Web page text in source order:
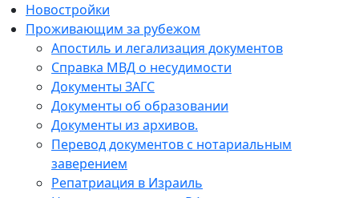
Новостройки
Проживающим за рубежом
Апостиль и легализация документов
Справка МВД о несудимости
Документы ЗАГС
Документы об образовании
Документы из архивов.
Перевод документов с нотариальным
заверением
Репатриация в Израиль